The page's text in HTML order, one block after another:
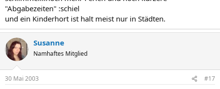
"Abgabezeiten" :schiel
und ein Kinderhort ist halt meist nur in Städten.
Susanne
Namhaftes Mitglied
30 Mai 2003 #17